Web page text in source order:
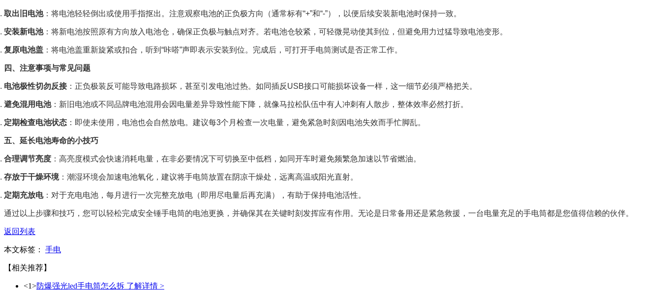
取出旧电池：将电池轻轻倒出或使用手指抠出。注意观察电池的正负极方向（通常标有“+”和“-”），以便后续安装新电池时保持一致。
安装新电池：将新电池按照原有方向放入电池仓，确保正负极与触点对齐。若电池仓较紧，可轻微晃动使其到位，但避免用力过猛导致电池变形。
复原电池盖 ：将电池盖重新旋紧或扣合，听到“咔嗒”声即表示安装到位。完成后，可打开手电筒测试是否正常工作。
四、注意事项与常见问题
电池极性切勿反接：正负极装反可能导致电路损坏，甚至引发电池过热。如同插反USB接口可能损坏设备一样，这一细节必须严格把关。
避免混用电池：新旧电池或不同品牌电池混用会因电量差异导致性能下降，就像马拉松队伍中有人冲刺有人散步，整体效率必然打折。
定期检查电池状态 ：即使未使用，电池也会自然放电。建议每3个月检查一次电量，避免紧急时刻因电池失效而手忙脚乱。
五、延长电池寿命的小技巧
合理调节亮度 ：高亮度模式会快速消耗电量，在非必要情况下可切换至中低档，如同开车时避免频繁急加速以节省燃油。
存放于干燥环境：潮湿环境会加速电池氧化，建议将手电筒放置在阴凉干燥处，远离高温或阳光直射。
定期充放电：对于充电电池，每月进行一次完整充放电（即用尽电量后再充满），有助于保持电池活性。
通过以上步骤和技巧，您可以轻松完成安全锤手电筒的电池更换，并确保其在关键时刻发挥应有作用。无论是日常备用还是紧急救援，一台电量充足的手电筒都是您值得信赖的伙伴。
返回列表
本文标签： 手电
【相关推荐】
<1>防爆强光led手电筒怎么拆 了解详情 >